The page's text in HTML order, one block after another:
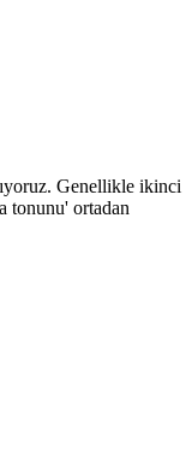
Genellikle ikinci
tonunu' ortadan